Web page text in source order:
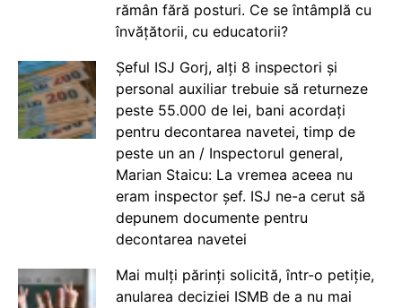
rămân fără posturi. Ce se întâmplă cu
învățătorii, cu educatorii?
Șeful ISJ Gorj, alți 8 inspectori și
personal auxiliar trebuie să returneze
peste 55.000 de lei, bani acordați
pentru decontarea navetei, timp de
peste un an / Inspectorul general,
Marian Staicu: La vremea aceea nu
eram inspector șef. ISJ ne-a cerut să
depunem documente pentru
decontarea navetei
Mai mulți părinți solicită, într-o petiție,
anularea deciziei ISMB de a nu mai